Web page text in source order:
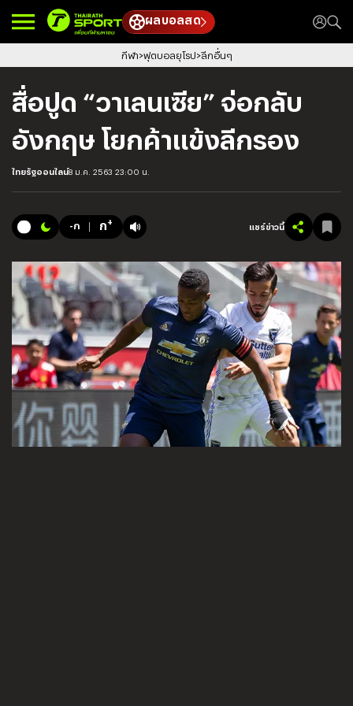
ผลบอลสด
กีฬา ฟุตบอลยุโรป ลีกอื่นๆ
สื่อปูด “วาเลนเซีย” จ่อกลับ
อังกฤษ โยกค้าแข้งลีกรอง
ไทยรัฐออนไลน์8 ม.ค. 2563 23:00 น.
-ก ก+ แชร์ข่าวนี้